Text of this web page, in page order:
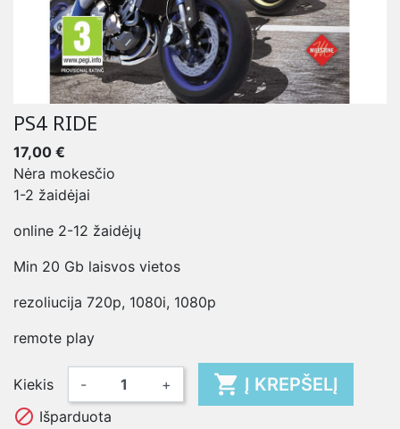
PS4 RIDE
17,00 €
Nėra mokesčio
1-2 žaidėjai
online 2-12 žaidėjų
Min 20 Gb laisvos vietos
rezoliucija 720p, 1080i, 1080p
remote play
Kiekis - +  Į KREPŠELĮ
 Išparduota